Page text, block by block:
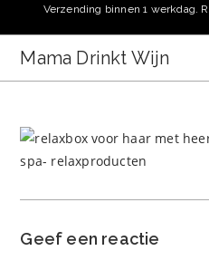
naar
inhoud
Verzending binnen 1 werkdag.
Mama Drinkt Wijn
Geef een reactie